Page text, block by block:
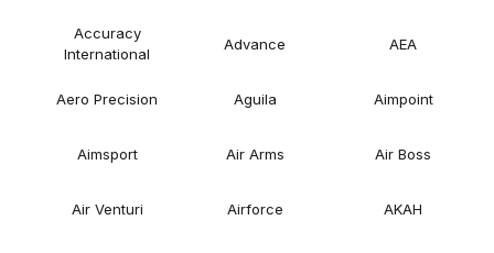
Accuracy
International
Advance AEA
Aero Precision Aguila Aimpoint
Aimsport Air Arms Air Boss
Air Venturi Airforce AKAH